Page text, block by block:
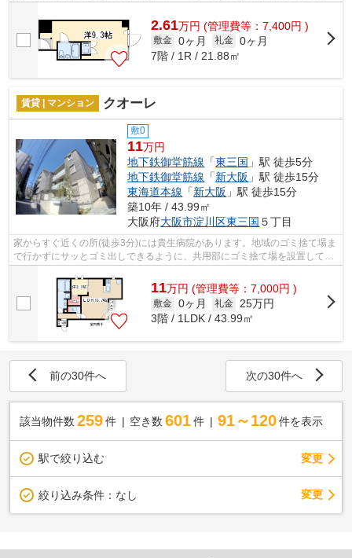
2.61万円 (管理費等：7,400円 )
敷金 0ヶ月 礼金 0ヶ月
7階 / 1R / 21.88㎡
賃貸 | マンション クオーレ
敷0
11万円
地下鉄御堂筋線 「東三国 」駅 徒歩5分
地下鉄御堂筋線 「新大阪 」駅 徒歩15分
東海道本線 「新大阪 」駅 徒歩15分
築10年 / 43.99㎡
大阪府大阪市淀川区東三国 ５丁目
家からすぐ近くの所(徒歩3分)には貴生病院があります。地域のゴミ捨て場ま
で行かずにサッとゴミ出しできるように、共用部にゴミ捨て場を設置してお
ります。最上階の物件です。風通しが...
11万円 (管理費等：7,000円 )
敷金 0ヶ月 礼金 25万円
3階 / 1LDK / 43.99㎡
前の30件へ 次の30件へ
該当物件数 259件 空き数 601 件 91～120 件を表示
駅で絞り込む 変更
絞り込み条件： なし 変更